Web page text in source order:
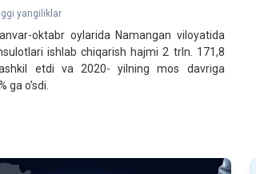
yangiliklar
oktabr oylarida Namangan viloyatida
ishlab chiqarish hajmi 2 trln. 171,8
etdi va 2020- yilning mos davriga
ga oʼsdi.